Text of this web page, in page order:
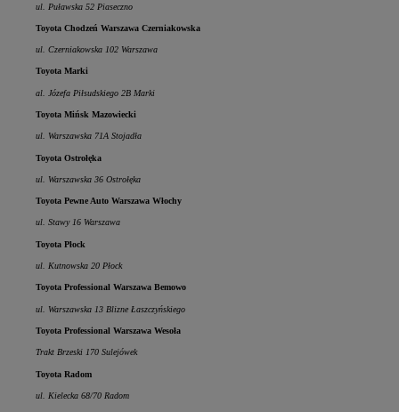
ul. Puławska 52 Piaseczno
Toyota Chodzeń Warszawa Czerniakowska
ul. Czerniakowska 102 Warszawa
Toyota Marki
al. Józefa Piłsudskiego 2B Marki
Toyota Mińsk Mazowiecki
ul. Warszawska 71A Stojadła
Toyota Ostrołęka
ul. Warszawska 36 Ostrołęka
Toyota Pewne Auto Warszawa Włochy
ul. Stawy 16 Warszawa
Toyota Płock
ul. Kutnowska 20 Płock
Toyota Professional Warszawa Bemowo
ul. Warszawska 13 Blizne Łaszczyńskiego
Toyota Professional Warszawa Wesoła
Trakt Brzeski 170 Sulejówek
Toyota Radom
ul. Kielecka 68/70 Radom